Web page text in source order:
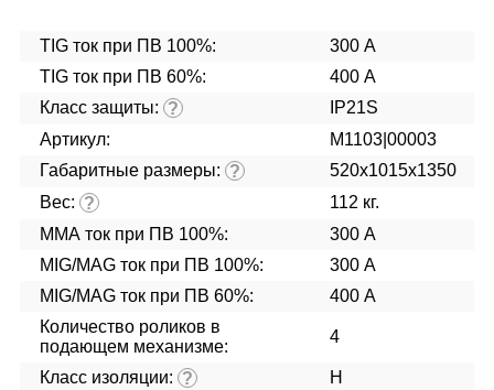
TIG ток при ПВ 100%:
300 А
TIG ток при ПВ 60%:
400 А
Класс защиты: ?
IP21S
Артикул:
M1103|00003
Габаритные размеры: ?
520х1015х1350
Вес: ?
112 кг.
ММА ток при ПВ 100%:
300 А
MIG/MAG ток при ПВ 100%:
300 А
MIG/MAG ток при ПВ 60%:
400 А
Количество роликов в
подающем механизме:
4
Класс изоляции: ?
H